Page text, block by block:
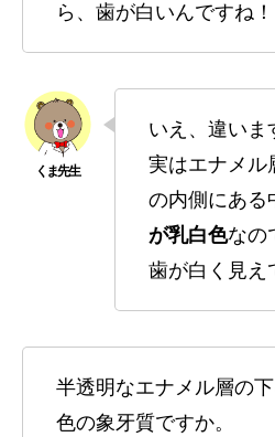
ら、歯が白いんですね！
いえ、違いま
実はエナメル
の内側にある
が乳白色なの
歯が白く見え
半透明なエナメル層の
色の象牙質ですか。